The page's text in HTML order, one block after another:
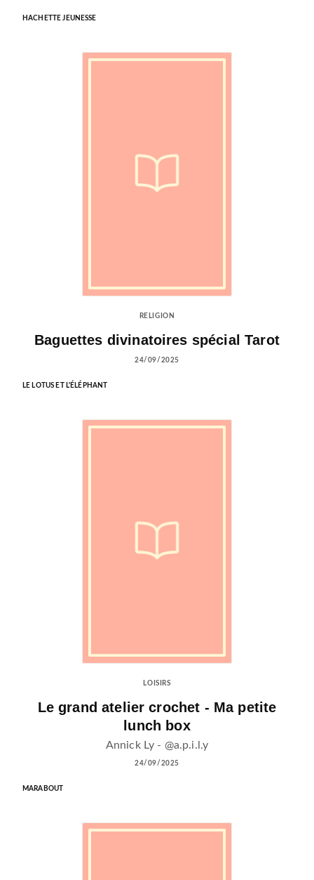
HACHETTE JEUNESSE
RELIGION
Baguettes divinatoires spécial Tarot
24/09/2025
LE LOTUS ET L'ÉLÉPHANT
LOISIRS
Le grand atelier crochet - Ma petite
lunch box
Annick Ly - @a.p.i.l.y
24/09/2025
MARABOUT